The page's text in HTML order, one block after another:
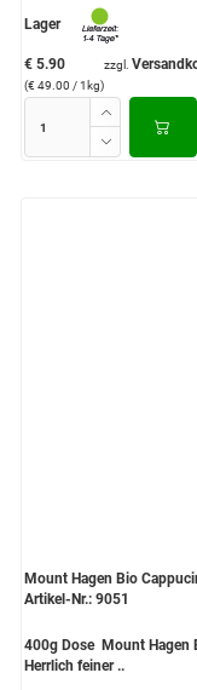
Lager
€ 5.90
(€ 49.00 / 1kg)
zzgl.
Mount Hagen Bio
Artikel-Nr.: 9051
400g Dose Mount Hagen
Herrlich feiner ..